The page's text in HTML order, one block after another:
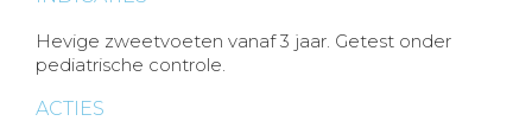
Hevige zweetvoeten vanaf 3 jaar. Getest onder
pediatrische controle.
ACTIES